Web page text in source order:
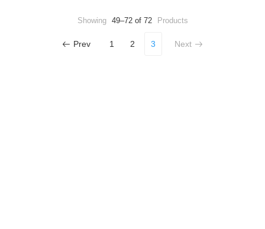
Showing 49–72 of 72 Products
Prev 1 2 3 Next